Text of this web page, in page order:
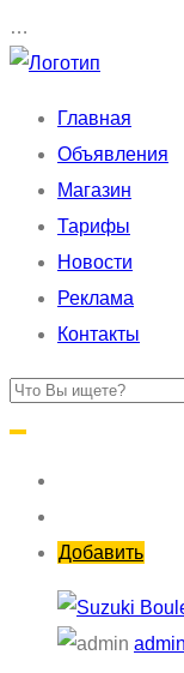
…
Главная
Объявления
Магазин
Тарифы
Новости
Реклама
Контакты
Добавить
admin